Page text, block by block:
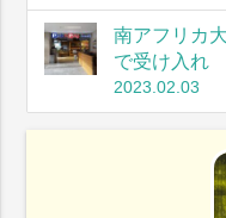
南アフリカ
で受け入れ
2023.02.03